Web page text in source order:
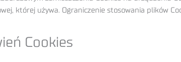
której używa. Ograniczenie stosowania plików
Cookies